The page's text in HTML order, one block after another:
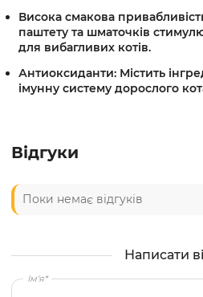
Висока смакова
паштету та шматочків
для вибагливих котів.
Антиоксиданти: Містить
імунну систему дорослого
Відгуки
Поки немає відгуків
Написати
Ім'я*